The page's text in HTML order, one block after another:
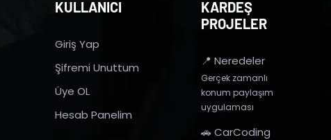
KULLANICI
Giriş Yap
Şifremi Unuttum
Üye OL
Hesab Panelim
KARDEŞ
PROJELER
📍 Neredeler
Gerçek zamanlı
konum paylaşım
uygulaması
🚗 CarCoding